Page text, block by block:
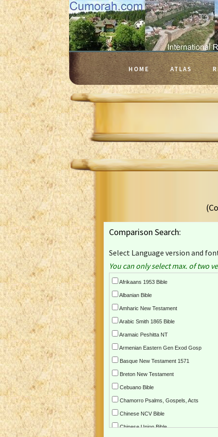
HOME ATLAS
Comparison Search:
Select Language version and
You can only select max. of two
Afrikaans 1953 Bible
Albanian Bible
Amharic New Testament
Arabic Smith 1865 Bible
Aramaic Peshitta NT
Armenian Eastern Gen Exod Gosp
Basque New Testament 1571
Breton New Testament
Cebuano Bible
Chamorro Psalms, Gospels, Acts
Chinese NCV Bible
Chinese Union Bible